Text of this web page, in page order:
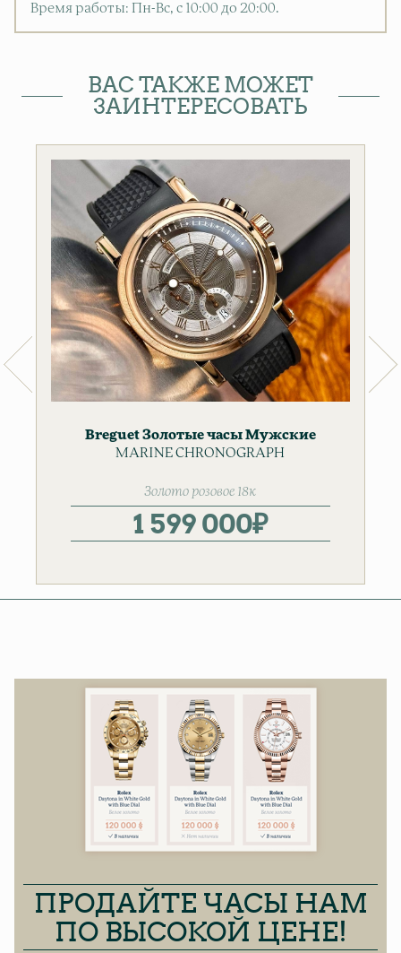
Время работы: Пн-Вс, с 10:00 до 20:00.
ВАС ТАКЖЕ МОЖЕТ
ЗАИНТЕРЕСОВАТЬ
Breguet Золотые часы Мужские
часы
MARINE CHRONOGRAPH
Золото розовое 18к
1 599 000₽
ПРОДАЙТЕ ЧАСЫ НАМ
ПО ВЫСОКОЙ ЦЕНЕ!